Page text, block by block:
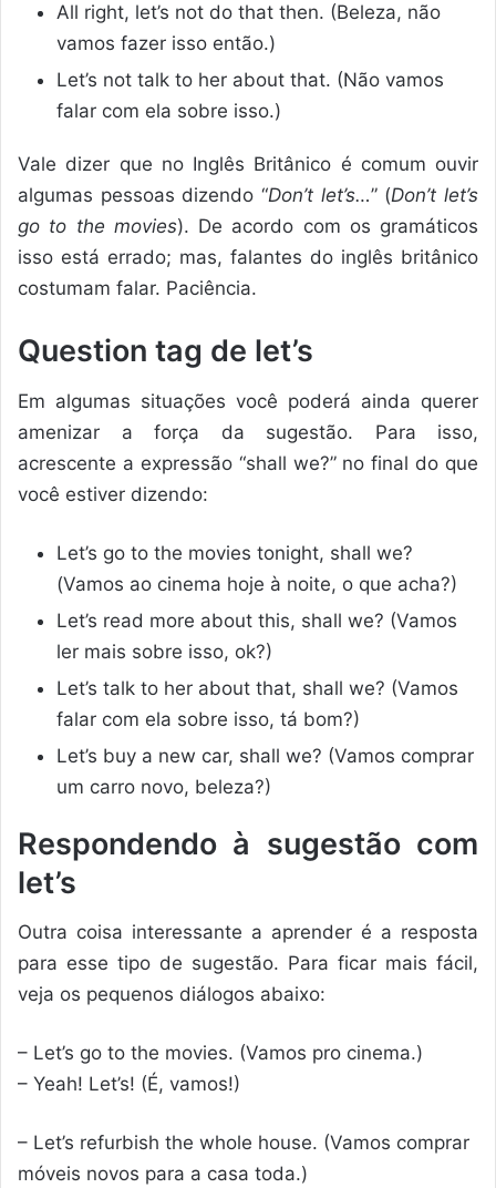
All right, let’s not do that then. (Beleza, não
vamos fazer isso então.)
Let’s not talk to her about that. (Não vamos
falar com ela sobre isso.)
Vale dizer que no Inglês Britânico é comum ouvir
algumas pessoas dizendo “Don’t let’s…” (Don’t let’s
go to the movies). De acordo com os gramáticos
isso está errado; mas, falantes do inglês britânico
costumam falar. Paciência.
Question tag de let’s
Em algumas situações você poderá ainda querer
amenizar a força da sugestão. Para isso,
acrescente a expressão “shall we?” no final do que
você estiver dizendo:
Let’s go to the movies tonight, shall we?
(Vamos ao cinema hoje à noite, o que acha?)
Let’s read more about this, shall we? (Vamos
ler mais sobre isso, ok?)
Let’s talk to her about that, shall we? (Vamos
falar com ela sobre isso, tá bom?)
Let’s buy a new car, shall we? (Vamos comprar
um carro novo, beleza?)
Respondendo à sugestão com
let’s
Outra coisa interessante a aprender é a resposta
para esse tipo de sugestão. Para ficar mais fácil,
veja os pequenos diálogos abaixo:
– Let’s go to the movies. (Vamos pro cinema.)
– Yeah! Let’s! (É, vamos!)
– Let’s refurbish the whole house. (Vamos comprar
móveis novos para a casa toda.)